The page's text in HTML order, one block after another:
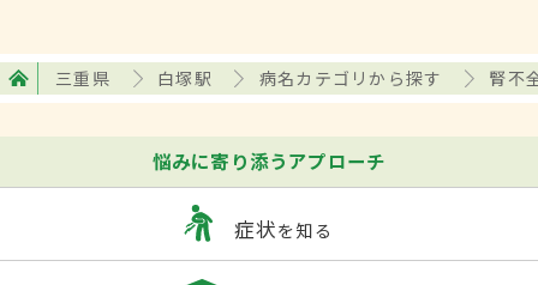
三重県 白塚駅 病名カテゴリから探す 腎不
悩みに寄り添うアプローチ
症状を知る